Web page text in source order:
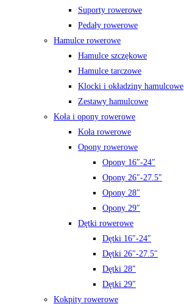
Suporty rowerowe
Pedały rowerowe
Hamulce rowerowe
Hamulce szczękowe
Hamulce tarczowe
Klocki i okładziny hamulcowe
Zestawy hamulcowe
Koła i opony rowerowe
Koła rowerowe
Opony rowerowe
Opony 16″-24″
Opony 26″-27.5″
Opony 28″
Opony 29″
Dętki rowerowe
Dętki 16″-24″
Dętki 26″-27.5″
Dętki 28″
Dętki 29″
Kokpity rowerowe